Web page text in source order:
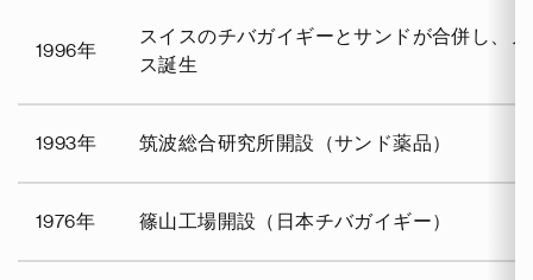
1996年
スイスのチバガイギーとサンドが合併し、
ス誕生
1993年 筑波総合研究所開設（サンド薬品）
1976年 篠山工場開設（日本チバガイギー）